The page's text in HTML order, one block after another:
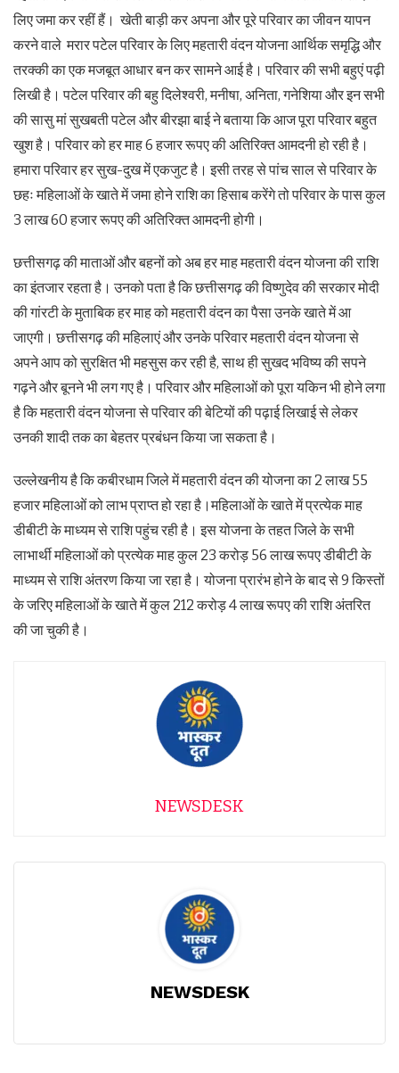
लिए जमा कर रहीं हैं। खेती बाड़ी कर अपना और पूरे परिवार का जीवन यापन
करने वाले मरार पटेल परिवार के लिए महतारी वंदन योजना आर्थिक समृद्धि और
तरक्की का एक मजबूत आधार बन कर सामने आई है। परिवार की सभी बहुएं पढ़ी
लिखी है। पटेल परिवार की बहु दिलेश्वरी, मनीषा, अनिता, गनेशिया और इन सभी
की सासु मां सुखबती पटेल और बीरझा बाई ने बताया कि आज पूरा परिवार बहुत
खुश है। परिवार को हर माह 6 हजार रूपए की अतिरिक्त आमदनी हो रही है।
हमारा परिवार हर सुख-दुख में एकजुट है। इसी तरह से पांच साल से परिवार के
छहः महिलाओं के खाते में जमा होने राशि का हिसाब करेंगे तो परिवार के पास कुल
3 लाख 60 हजार रूपए की अतिरिक्त आमदनी होगी।
छत्तीसगढ़ की माताओं और बहनों को अब हर माह महतारी वंदन योजना की राशि
का इंतजार रहता है। उनको पता है कि छत्तीसगढ़ की विष्णुदेव की सरकार मोदी
की गांरटी के मुताबिक हर माह को महतारी वंदन का पैसा उनके खाते में आ
जाएगी। छत्तीसगढ़ की महिलाएं और उनके परिवार महतारी वंदन योजना से
अपने आप को सुरक्षित भी महसुस कर रही है, साथ ही सुखद भविष्य की सपने
गढ़ने और बूनने भी लग गए है। परिवार और महिलाओं को पूरा यकिन भी होने लगा
है कि महतारी वंदन योजना से परिवार की बेटियों की पढ़ाई लिखाई से लेकर
उनकी शादी तक का बेहतर प्रबंधन किया जा सकता है।
उल्लेखनीय है कि कबीरधाम जिले में महतारी वंदन की योजना का 2 लाख 55
हजार महिलाओं को लाभ प्राप्त हो रहा है।महिलाओं के खाते में प्रत्येक माह
डीबीटी के माध्यम से राशि पहुंच रही है। इस योजना के तहत जिले के सभी
लाभार्थी महिलाओं को प्रत्येक माह कुल 23 करोड़ 56 लाख रूपए डीबीटी के
माध्यम से राशि अंतरण किया जा रहा है। योजना प्रारंभ होने के बाद से 9 किस्तों
के जरिए महिलाओं के खाते में कुल 212 करोड़ 4 लाख रूपए की राशि अंतरित
की जा चुकी है।
NEWSDESK
NEWSDESK